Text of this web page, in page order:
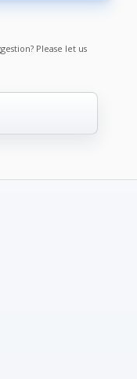
Please let us